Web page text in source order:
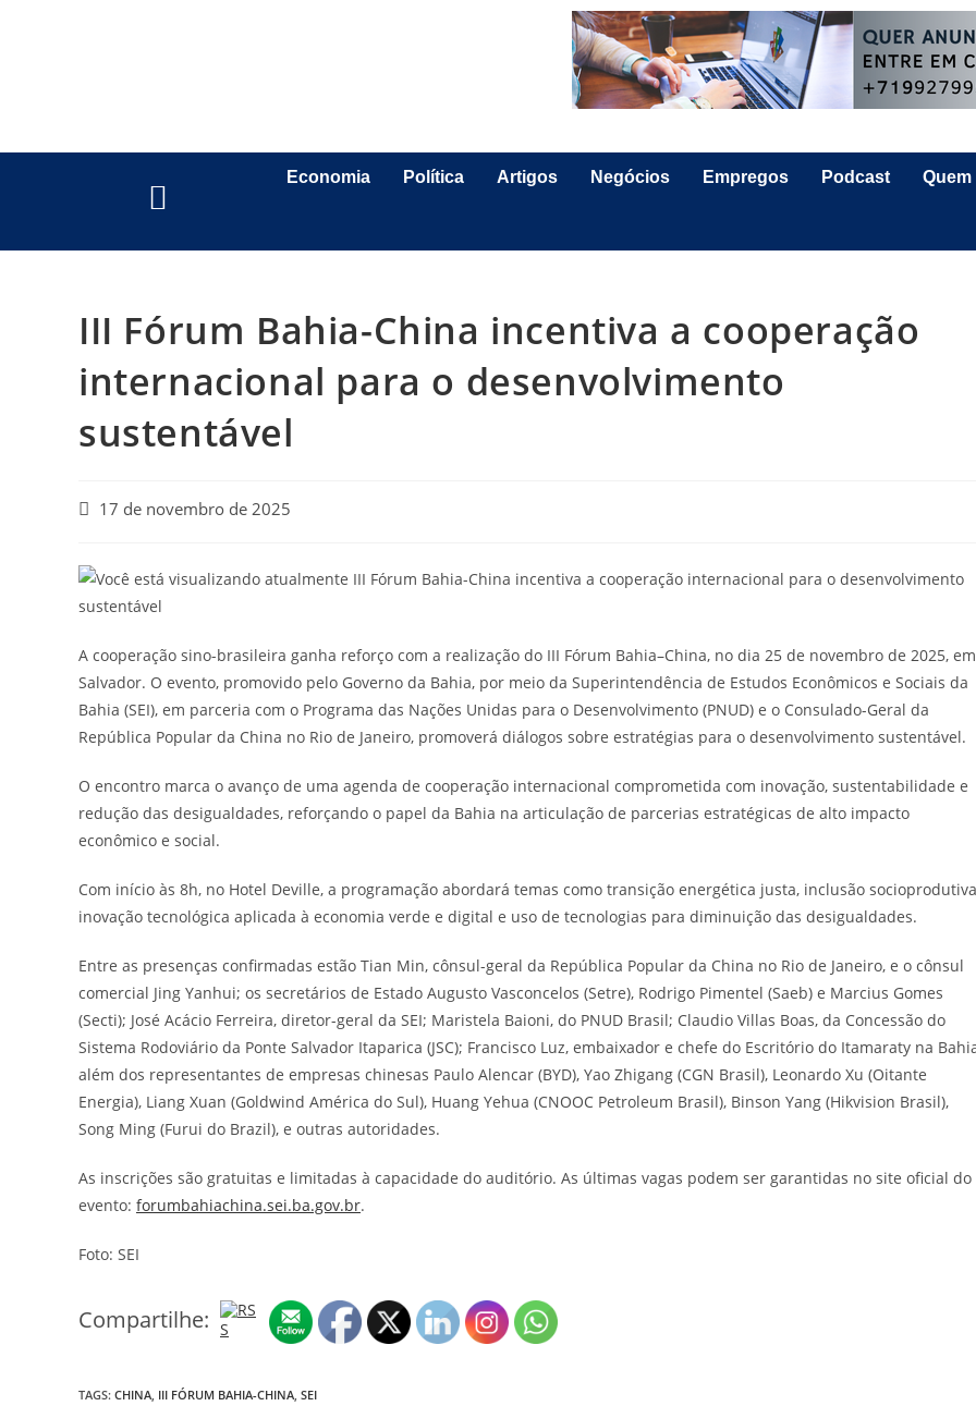
Economia Política Artigos Negócios Empregos Podcast
III Fórum Bahia-China incentiva a cooperação
internacional para o desenvolvimento
sustentável
17 de novembro de 2025
A cooperação sino-brasileira ganha reforço com a realização do III Fórum Bahia–China, no dia 25 de novembro de 2025, em
Salvador. O evento, promovido pelo Governo da Bahia, por meio da Superintendência de Estudos Econômicos e Sociais da
Bahia (SEI), em parceria com o Programa das Nações Unidas para o Desenvolvimento (PNUD) e o Consulado-Geral da
República Popular da China no Rio de Janeiro, promoverá diálogos sobre estratégias para o desenvolvimento sustentável.
O encontro marca o avanço de uma agenda de cooperação internacional comprometida com inovação, sustentabilidade e
redução das desigualdades, reforçando o papel da Bahia na articulação de parcerias estratégicas de alto impacto
econômico e social.
Com início às 8h, no Hotel Deville, a programação abordará temas como transição energética justa, inclusão
inovação tecnológica aplicada à economia verde e digital e uso de tecnologias para diminuição das desigualdades.
Entre as presenças confirmadas estão Tian Min, cônsul-geral da República Popular da China no Rio de Janeiro, e o cônsul
comercial Jing Yanhui; os secretários de Estado Augusto Vasconcelos (Setre), Rodrigo Pimentel (Saeb) e Marcius Gomes
(Secti); José Acácio Ferreira, diretor-geral da SEI; Maristela Baioni, do PNUD Brasil; Claudio Villas Boas, da Concessão do
Sistema Rodoviário da Ponte Salvador Itaparica (JSC); Francisco Luz, embaixador e chefe do Escritório do Itamaraty na
além dos representantes de empresas chinesas Paulo Alencar (BYD), Yao Zhigang (CGN Brasil), Leonardo Xu (Oitante
Energia), Liang Xuan (Goldwind América do Sul), Huang Yehua (CNOOC Petroleum Brasil), Binson Yang (Hikvision Brasil),
Song Ming (Furui do Brazil), e outras autoridades.
As inscrições são gratuitas e limitadas à capacidade do auditório. As últimas vagas podem ser garantidas no site oficial do
evento: forumbahiachina.sei.ba.gov.br.
Foto: SEI
Compartilhe:
TAGS: CHINA, III FÓRUM BAHIA-CHINA, SEI